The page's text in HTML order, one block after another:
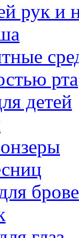
рук и
рта
детей